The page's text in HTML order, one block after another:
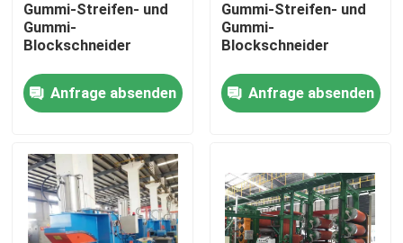
Qualitätskontrolle
Fordern Sie ein Zitat
Gummiprozeßmaschine
Gummi-Streifen- und
Gummi-
Blockschneider
Anfrage absenden
Gummi-Streifen- und
Gummi-
Blockschneider
Anfrage absenden